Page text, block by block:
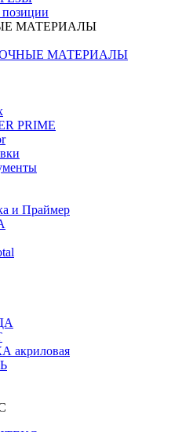
позиции
МАТЕРИАЛЫ
МАТЕРИАЛЫ
PRIME
и Праймер
акриловая